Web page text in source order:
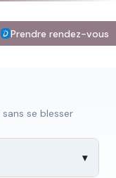
Blog Tarifs
Prendre rendez-vous
se blesser